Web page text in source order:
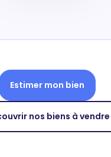
Estimer mon bien
nos biens à vendre